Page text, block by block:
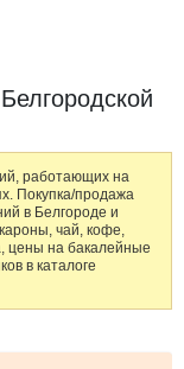
работающих на
Покупка/продажа
в Белгороде и
чай, кофе,
цены на бакалейные
в каталоге